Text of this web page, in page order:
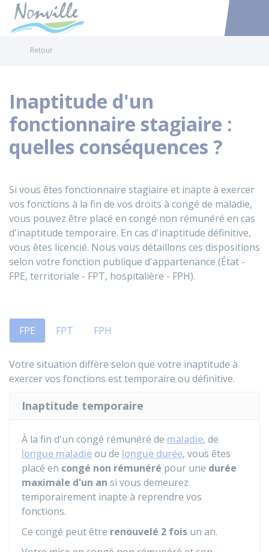
Accéder
Retour
Inaptitude d'un
fonctionnaire stagiaire :
quelles conséquences ?
Si vous êtes fonctionnaire stagiaire et inapte à exercer
vos fonctions à la fin de vos droits à congé de maladie,
vous pouvez être placé en congé non rémunéré en cas
d'inaptitude temporaire. En cas d'inaptitude définitive,
vous êtes licencié. Nous vous détaillons ces dispositions
selon votre fonction publique d'appartenance (État -
FPE, territoriale - FPT, hospitalière - FPH).
FPE FPT FPH
Votre situation diffère selon que votre inaptitude à
exercer vos fonctions est temporaire ou définitive.
Inaptitude temporaire
À la fin d'un congé rémunéré de maladie, de
longue maladieou de longue durée, vous êtes
placé en congé non rémunéré pour une durée
maximale d'un an si vous demeurez
temporairement inapte à reprendre vos
fonctions.
Ce congé peut être renouvelé 2 fois un an.